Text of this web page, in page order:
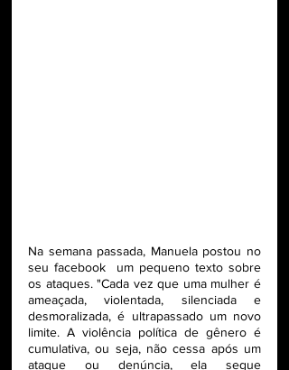
Na semana passada, Manuela postou no
seu facebook  um pequeno texto sobre
os ataques. "Cada vez que uma mulher é
ameaçada, violentada, silenciada e
desmoralizada, é ultrapassado um novo
limite. A violência política de gênero é
cumulativa, ou seja, não cessa após um
ataque ou denúncia, ela segue